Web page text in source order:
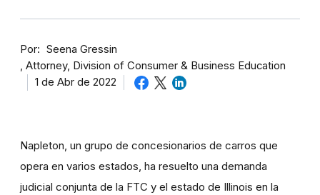
Por
Seena Gressin
Attorney, Division of Consumer & Business Education
1 de Abr de 2022
Napleton, un grupo de concesionarios de carros que
opera en varios estados, ha resuelto una demanda
judicial conjunta de la FTC y el estado de Illinois en la